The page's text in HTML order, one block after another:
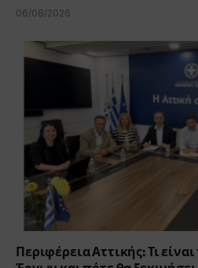
06/08/2026
Περιφέρεια Αττικής: Τι